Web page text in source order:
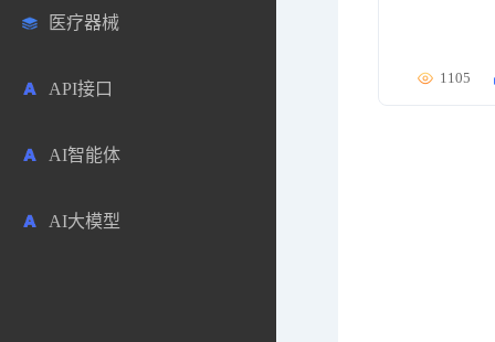
合成化工
药物分析
毒性数据库
原辅料包材
其他各国
医药科普
文献下载
文献管理
医药专利
商业专利数据库
免费专利库
医疗器械
API接口
AI智能体
AI大模型
1105